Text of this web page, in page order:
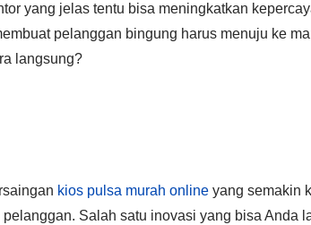
yang jelas tentu bisa meningkatkan
pelanggan bingung harus menuju ke
langsung?
kios pulsa murah online yang semakin
Salah satu inovasi yang bisa Anda